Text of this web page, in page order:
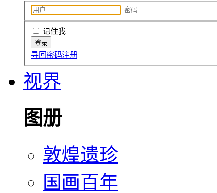
记住我
寻回密码注册
视界
图册
敦煌遗珍
国画百年